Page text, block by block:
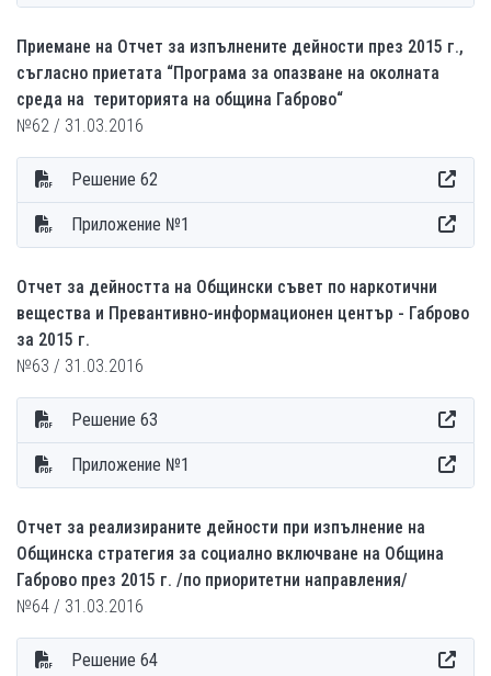
Приемане на Отчет за изпълнените дейности през 2015 г.,
съгласно приетата “Програма за опазване на околната
среда на територията на община Габрово“
№62 / 31.03.2016
Решение 62
Приложение №1
Отчет за дейността на Общински съвет по наркотични
вещества и Превантивно-информационен център - Габрово
за 2015 г.
№63 / 31.03.2016
Решение 63
Приложение №1
Отчет за реализираните дейности при изпълнение на
Общинска стратегия за социално включване на Община
Габрово през 2015 г. /по приоритетни направления/
№64 / 31.03.2016
Решение 64